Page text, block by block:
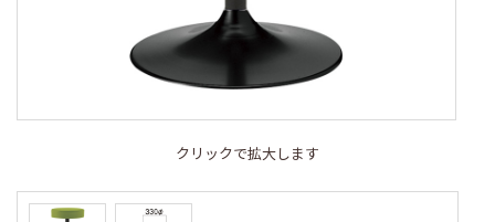
クリックで拡大します